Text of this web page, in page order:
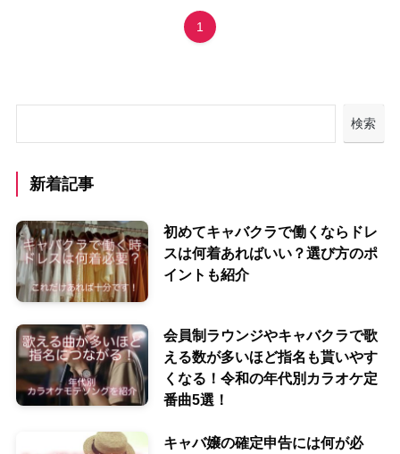
1
検索
新着記事
初めてキャバクラで働くならドレ
スは何着あればいい？選び方のポ
イントも紹介
会員制ラウンジやキャバクラで歌
える数が多いほど指名も貰いやす
くなる！令和の年代別カラオケ定
番曲5選！
キャバ嬢の確定申告には何が必